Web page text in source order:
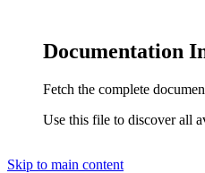
Documentation
Fetch the complete
Use this file to discover all
Skip to main content